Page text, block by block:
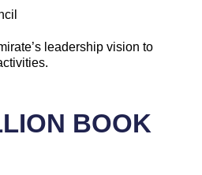
leadership vision to
BOOK